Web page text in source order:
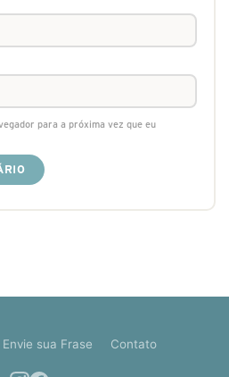
para a próxima vez que eu
Envie sua Frase Contato